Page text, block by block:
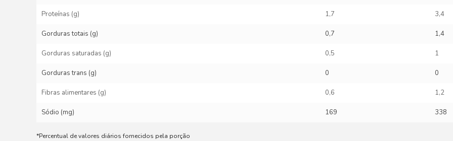
*Percentual de valores diários fornecidos pela porção
Proteínas (g) 1,7 3,4
Gorduras totais (g) 0,7 1,4
Gorduras saturadas (g) 0,5 1
Gorduras trans (g) 0 0
Fibras alimentares (g) 0,6 1,2
Sódio (mg) 169 338